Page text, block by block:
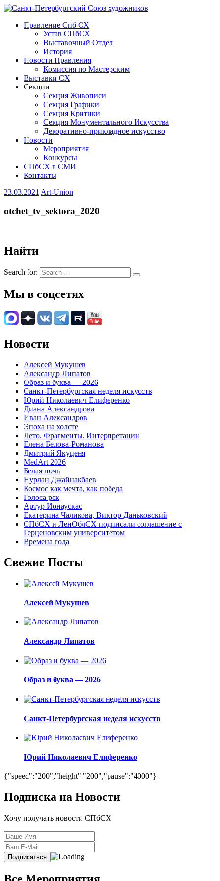
Правление Спб СХ
Устав СПбСХ
Выставочный Отдел
История
Новости Правления
Комиссия по Мастерским
Выставки СХ
Секции
Секция Живописи
Секция Графики
Секция Критики
Секция Монументального Искусства
Декоративно-прикладное искусство
Новости
Мероприятия
Конкурсы
СПбСХ в СМИ
Контакты
23.03.2021 Art-Union
otchet_tv_sektora_2020
Найти
Search for:
Мы в соцсетях
Новости
Алексей Мукушев
Александр Липатов
Образ и буква — 2026
Санкт-Петербургская неделя искусств
Юрий Николаевич Елиференко
Диана Александрова
Иван Александров
Эпоха на холсте
Лето. Фрагменты. Интерпретации
Елена Белова-Романова
Дмитрий Якуценя
MedArt 2026
Белая ночь
Нурлан Джайнакбаев
Космос как мечта, как победа
Голоса рек
Артур Ионаускас
Екатерина Чаликова, Виктор Даньковский
СПбСХ и ЛенОблСХ подписали соглашение с
Герценовским университетом
Времена года
Свежие Посты
Алексей Мукушев
Александр Липатов
Образ и буква — 2026
Санкт-Петербургская неделя искусств
Юрий Николаевич Елиференко
{"speed":"200","height":"200","pause":"4000"}
Подписка на Новости
Хочу получать новости СПбСХ